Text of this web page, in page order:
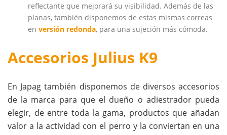
reflectante que mejorará su visibilidad. Además de las
planas, también disponemos de estas mismas correas
en versión redonda, para una sujeción más cómoda.
Accesorios Julius K9
En Japag también disponemos de diversos accesorios
de la marca para que el dueño o adiestrador pueda
elegir, de entre toda la gama, productos que añadan
valor a la actividad con el perro y la conviertan en una